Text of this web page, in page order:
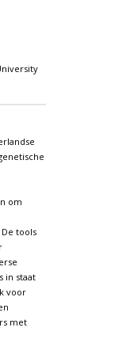
om
tools
in staat
voor
met